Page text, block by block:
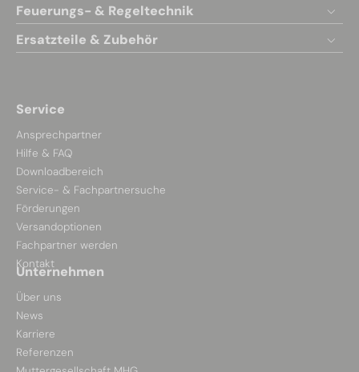
Feuerungs- & Regeltechnik
Ersatzteile & Zubehör
Service
Ansprechpartner
Hilfe & FAQ
Downloadbereich
Service- & Fachpartnersuche
Förderungen
Versandoptionen
Fachpartner werden
Kontakt
Unternehmen
Über uns
News
Karriere
Referenzen